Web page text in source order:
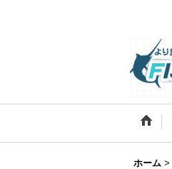
ホーム >